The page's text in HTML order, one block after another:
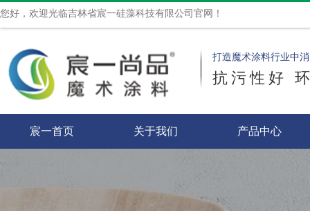
您好，欢迎光临吉林省宸一硅藻科技有限公司官网！
打造魔术涂料行业中
抗污性好
宸一首页 关于我们 产品中心